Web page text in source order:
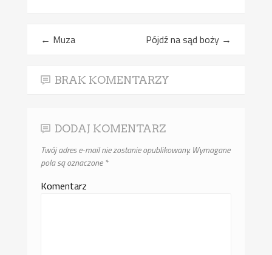
← Muza Pójdź na sąd boży →
BRAK KOMENTARZY
DODAJ KOMENTARZ
Twój adres e-mail nie zostanie opublikowany.Wymagane
pola są oznaczone*
Komentarz